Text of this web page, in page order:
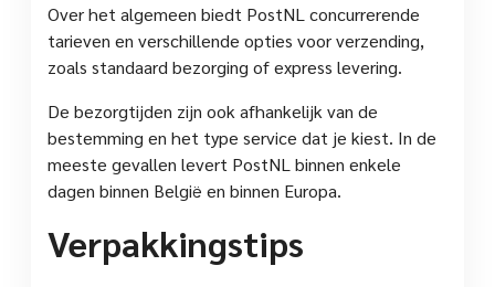
Over het algemeen biedt PostNL concurrerende
tarieven en verschillende opties voor verzending,
zoals standaard bezorging of express levering.
De bezorgtijden zijn ook afhankelijk van de
bestemming en het type service dat je kiest. In de
meeste gevallen levert PostNL binnen enkele
dagen binnen België en binnen Europa.
Verpakkingstips